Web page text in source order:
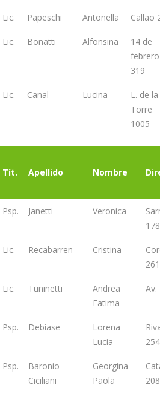
Lic. Papeschi Antonella Callao
Lic. Bonatti Alfonsina
14 de
febrero
319
Lic. Canal Lucina
L. de la
Torre
1005
Tít. Apellido Nombre
Psp. Janetti Veronica
Lic. Recabarren Cristina
Lic. Tuninetti
Andrea
Fatima
Av.
Psp. Debiase
Lorena
Lucia
254
Psp.
Baronio
Ciciliani
Georgina
Paola